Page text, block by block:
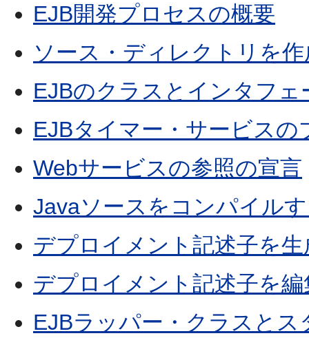
EJB開発プロセスの概要
ソース・ディレクトリを
EJBのクラスとインタフェ
EJBタイマー・サービスの
Webサービスの参照の宣言
Javaソースをコンパイル
デプロイメント記述子を
デプロイメント記述子を
EJBラッパー・クラスと